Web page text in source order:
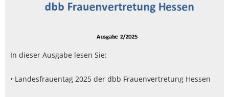
In dieser Ausgabe lesen Sie:
• Landesfrauentag 2025 der dbb Frauenvertretung Hessen